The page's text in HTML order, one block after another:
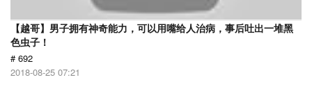
【越哥】男子拥有神奇能力，可以用嘴给人治病，事后吐出一堆黑
色虫子！
# 692
2018-08-25 07:21